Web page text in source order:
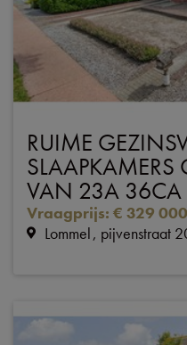
RUIME
SLAAPKAMERS
VAN 23A 36CA
Vraagprijs: € 329 000
Lommel pijvenstraat